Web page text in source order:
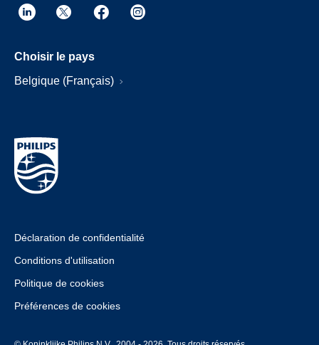
Choisir le pays
Belgique (Français)
Déclaration de confidentialité
Conditions d'utilisation
Politique de cookies
Préférences de cookies